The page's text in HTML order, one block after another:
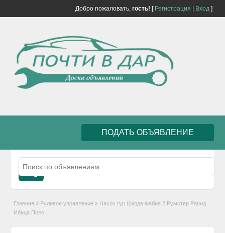
Добро пожаловать, гость! [ Регистрация Вход]
ПОДАТЬ ОБЪЯВЛЕНИЕ
Главная » Рулевое управление » Насос гур Шкода Фабия 2 Румстер Рапид
Ибица Поло